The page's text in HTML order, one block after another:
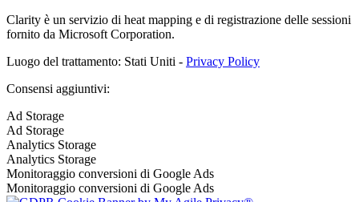
Clarity è un servizio di heat mapping e di registrazione delle sessioni
fornito da Microsoft Corporation.
Luogo del trattamento: Stati Uniti - Privacy Policy
Consensi aggiuntivi:
Ad Storage
Ad Storage
Analytics Storage
Analytics Storage
Monitoraggio conversioni di Google Ads
Monitoraggio conversioni di Google Ads